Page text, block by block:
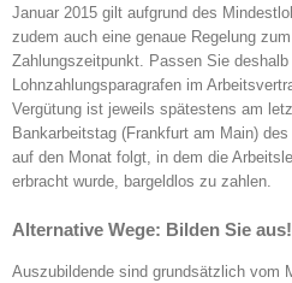
Januar 2015 gilt aufgrund des
zudem auch eine genaue Regelung zum
Zahlungszeitpunkt. Passen Sie deshalb
Lohnzahlungsparagrafen im
Vergütung ist jeweils spätestens am
Bankarbeitstag (Frankfurt am Main)
auf den Monat folgt, in dem die
erbracht wurde, bargeldlos zu zahlen.
Alternative Wege: Bilden Sie aus!
Auszubildende sind grundsätzlich vom